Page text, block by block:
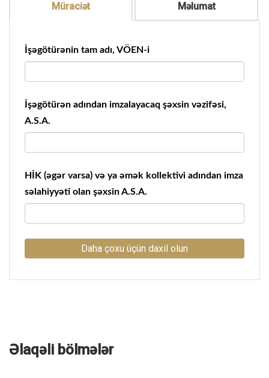
Müraciət Məlumat
İşəgötürənin tam adı, VÖEN-i
İşəgötürən adından imzalayacaq şəxsin vəzifəsi,
A.S.A.
HİK (əgər varsa) və ya əmək kollektivi adından imza
səlahiyyəti olan şəxsin A.S.A.
Daha çoxu üçün daxil olun
Əlaqəli bölmələr